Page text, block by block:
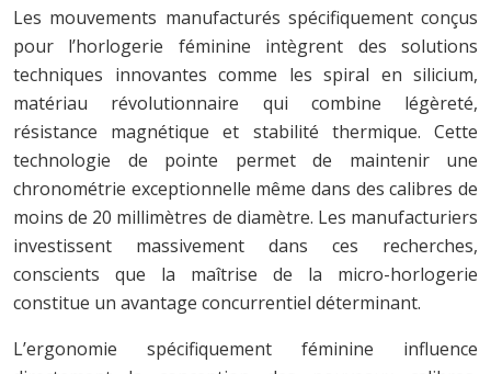
Les mouvements manufacturés spécifiquement conçus
pour l’horlogerie féminine intègrent des solutions
techniques innovantes comme les spiral en silicium,
matériau révolutionnaire qui combine légèreté,
résistance magnétique et stabilité thermique. Cette
technologie de pointe permet de maintenir une
chronométrie exceptionnelle même dans des calibres de
moins de 20 millimètres de diamètre. Les manufacturiers
investissent massivement dans ces recherches,
conscients que la maîtrise de la micro-horlogerie
constitue un avantage concurrentiel déterminant.
L’ergonomie spécifiquement féminine influence